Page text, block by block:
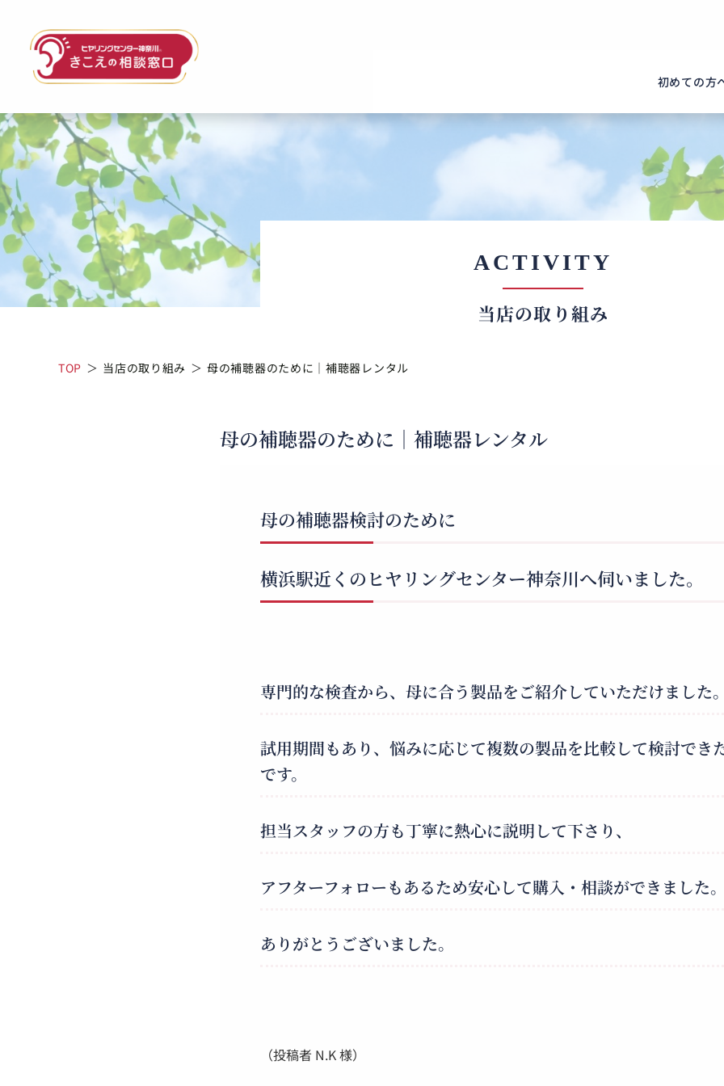
初めての方
ACTIVITY
当店の取り組み
TOP ＞ 当店の取り組み ＞ 母の補聴器のために｜補聴器レンタル
母の補聴器のために｜補聴器レンタル
母の補聴器検討のために
横浜駅近くのヒヤリングセンター神奈川へ伺いました。
専門的な検査から、母に合う製品をご紹介していただけました
試用期間もあり、悩みに応じて複数の製品を比較して検討でき
です。
担当スタッフの方も丁寧に熱心に説明して下さり、
アフターフォローもあるため安心して購入・相談ができました
ありがとうございました。
（投稿者 N.K 様）